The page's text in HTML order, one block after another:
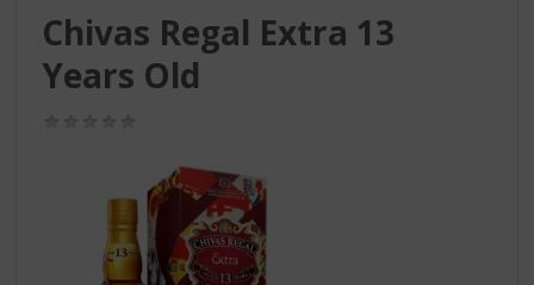
Chivas Regal Extra 13
Years Old